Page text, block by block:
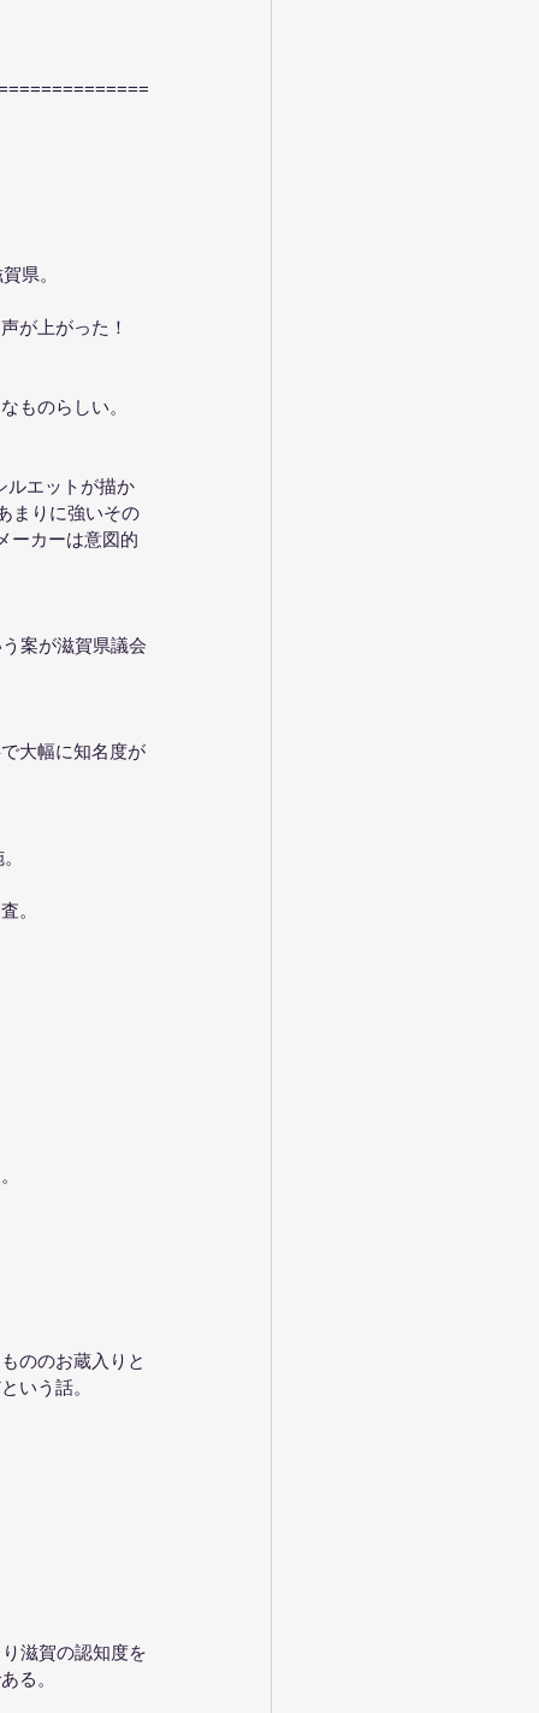
県。
が上がった！
ものらしい。
ルエットが描か
まりに強いその
ーカーは意図的
案が滋賀県議会
大幅に知名度が
。
ののお蔵入りと
いう話。
滋賀の認知度を
る。